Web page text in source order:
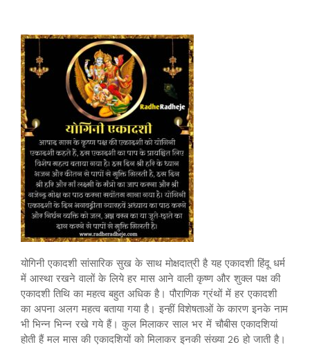
योगिनी एकादशी सांसारिक सुख के साथ मोक्षदात्री है यह एकादशी हिंदू धर्म
में आस्था रखने वालों के लिये हर मास आने वाली कृष्ण और शुक्ल पक्ष की
एकादशी तिथि का महत्व बहुत अधिक है। पौराणिक ग्रंथों में हर एकादशी
का अपना अलग महत्व बताया गया है। इन्हीं विशेषताओं के कारण इनके नाम
भी भिन्न भिन्न रखे गये हैं। कुल मिलाकर साल भर में चौबीस एकादशियां
होती हैं मल मास की एकादशियों को मिलाकर इनकी संख्या 26 हो जाती है।